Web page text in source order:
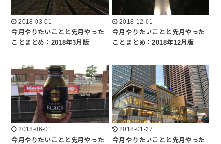
2018-03-01
今月やりたいことと先月やった
ことまとめ：2018年3月版
2018-12-01
今月やりたいことと先月やった
ことまとめ：2018年12月版
2018-06-01
今月やりたいことと先月やった
2018-01-27
今月やりたいことと先月やった